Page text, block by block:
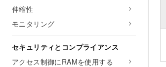
伸縮性
モニタリング
セキュリティとコンプライアンス
アクセス制御にRAMを使用する